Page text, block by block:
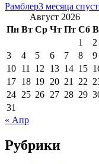
Рамблер3 месяца
Август 2026
Пн Вт Ср Чт Пт Сб
1
2
3
4 5 6 7 8
9
10 11 12 13 14 15
17 18 19 20 21 22
24 25 26 27 28 29
31
« Апр
Рубрики